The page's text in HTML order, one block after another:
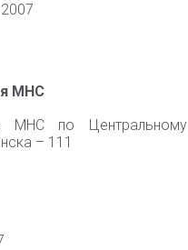
МНС
МНС по Центральному
– 111